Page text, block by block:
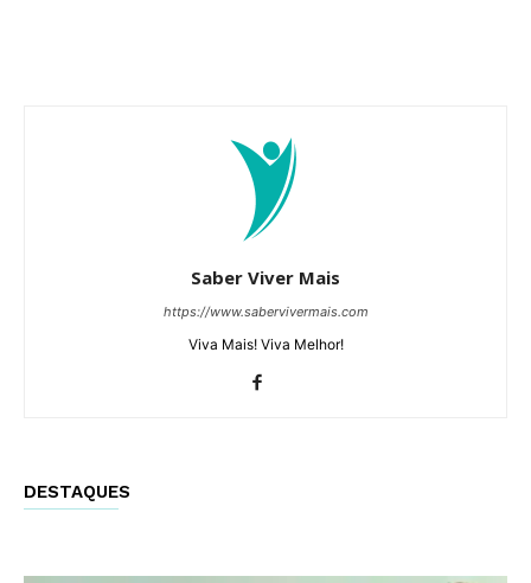
Saber Viver Mais
https://www.sabervivermais.com
Viva Mais! Viva Melhor!
DESTAQUES